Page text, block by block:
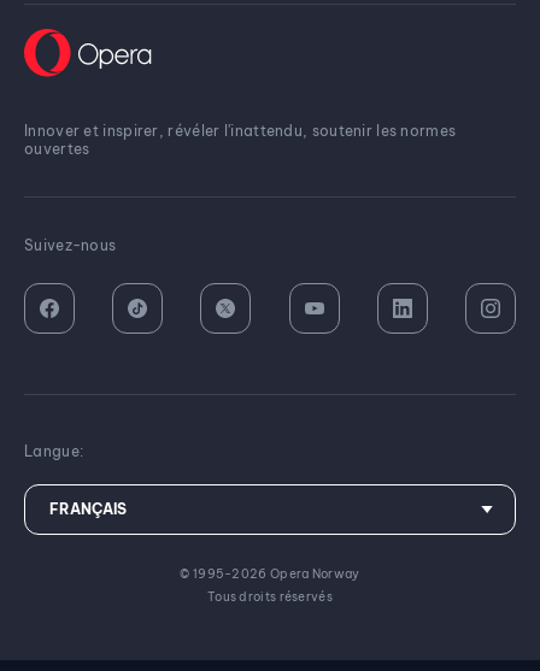
Innover et inspirer, révéler l'inattendu, soutenir les normes
ouvertes
Suivez-nous
© 1995-2026 Opera Norway
Tous droits réservés
Langue: